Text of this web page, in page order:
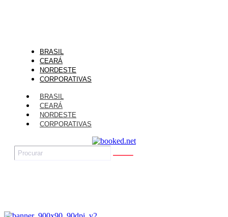
BRASIL
CEARÁ
NORDESTE
CORPORATIVAS
BRASIL
CEARÁ
NORDESTE
CORPORATIVAS